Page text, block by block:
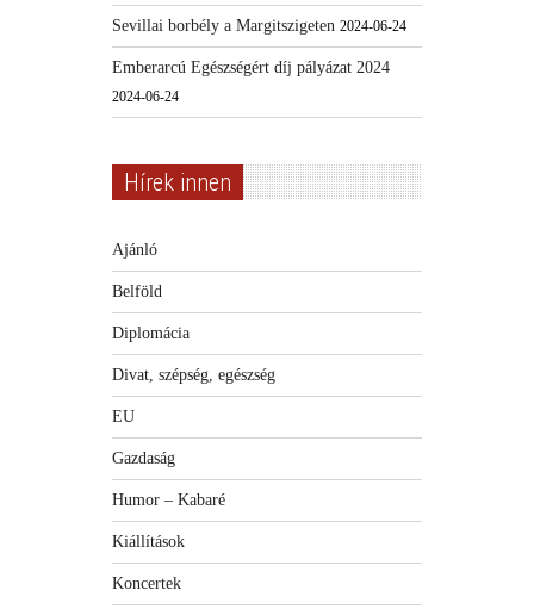
Sevillai borbély a Margitszigeten 2024-06-24
Emberarcú Egészségért díj pályázat 2024
2024-06-24
Hírek innen
Ajánló
Belföld
Diplomácia
Divat, szépség, egészség
EU
Gazdaság
Humor – Kabaré
Kiállítások
Koncertek